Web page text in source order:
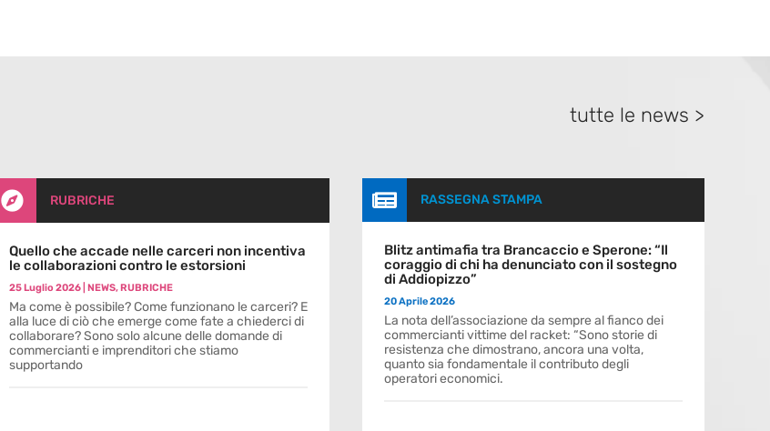
tutte le news >
 RUBRICHE
Quello che accade nelle carceri non incentiva
le collaborazioni contro le estorsioni
25 Luglio 2026| NEWS,RUBRICHE
Ma come è possibile? Come funzionano le carceri? E
alla luce di ciò che emerge come fate a chiederci di
collaborare? Sono solo alcune delle domande di
commercianti e imprenditori che stiamo
supportando
 RASSEGNA STAMPA
Blitz antimafia tra Brancaccio e Sperone: “Il
coraggio di chi ha denunciato con il sostegno
di Addiopizzo”
20 Aprile 2026
La nota dell’associazione da sempre al fianco dei
commercianti vittime del racket: “Sono storie di
resistenza che dimostrano, ancora una volta,
quanto sia fondamentale il contributo degli
operatori economici.